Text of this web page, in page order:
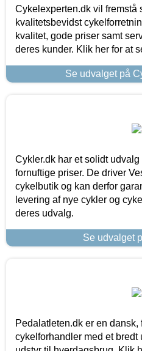
Cykelexperten.dk vil fremstå
kvalitetsbevidst
kvalitet, gode priser samt
deres kunder. Klik her for at
Se udvalget på
Cykler.dk har et solidt udvalg
fornuftige priser. De driver
cykelbutik og kan derfor
levering af nye cykler og
deres udvalg.
Se udvalget
Pedalatleten.dk er en
cykelforhandler med et